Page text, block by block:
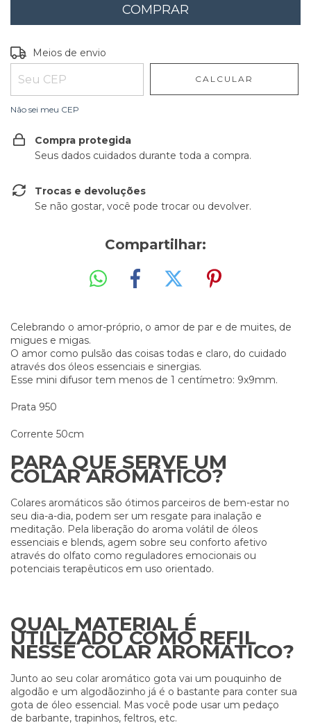
Entregas para o CEP:
Meios de envio
CALCULAR
Não sei meu CEP
Compra protegida
Seus dados cuidados durante toda a compra.
Trocas e devoluções
Se não gostar, você pode trocar ou devolver.
Compartilhar:
Celebrando o amor-próprio, o amor de par e de muites, de
migues e migas.
O amor como pulsão das coisas todas e claro, do cuidado
através dos óleos essenciais e sinergias.
Esse mini difusor tem menos de 1 centímetro: 9x9mm.
Prata 950
Corrente 50cm
PARA QUE SERVE UM
COLAR AROMÁTICO?
Colares aromáticos são ótimos parceiros de bem-estar no
seu dia-a-dia, podem ser um resgate para inalação e
meditação. Pela liberação do aroma volátil de óleos
essenciais e blends, agem sobre seu conforto afetivo
através do olfato como reguladores emocionais ou
potenciais terapêuticos em uso orientado.
QUAL MATERIAL É
UTILIZADO COMO REFIL
NESSE COLAR AROMATICO?
Junto ao seu colar aromático gota vai um pouquinho de
algodão e um algodãozinho já é o bastante para conter sua
gota de óleo essencial. Mas você pode usar um pedaço
de barbante, trapinhos, feltros, etc.